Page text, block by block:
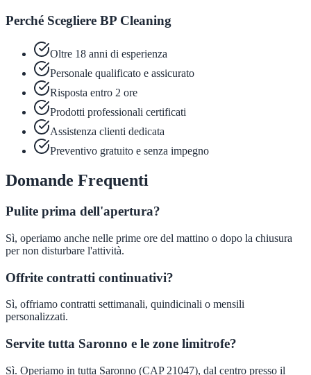
Perché Scegliere BP Cleaning
Oltre 18 anni di esperienza
Personale qualificato e assicurato
Risposta entro 2 ore
Prodotti professionali certificati
Assistenza clienti dedicata
Preventivo gratuito e senza impegno
Domande Frequenti
Pulite prima dell'apertura?
Sì, operiamo anche nelle prime ore del mattino o dopo la chiusura
per non disturbare l'attività.
Offrite contratti continuativi?
Sì, offriamo contratti settimanali, quindicinali o mensili
personalizzati.
Servite tutta Saronno e le zone limitrofe?
Sì. Operiamo in tutta Saronno (CAP 21047), dal centro presso il